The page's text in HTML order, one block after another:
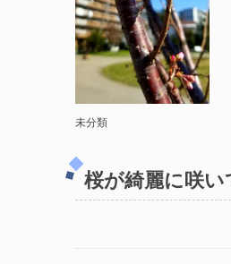
未分類
桜が綺麗に咲